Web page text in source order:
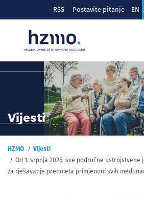
RSS Postavite pitanje EN
Vijesti
HZMO
Vijesti
Od 1. srpnja 2026. sve područne ustrojstvene
za rješavanje predmeta primjenom svih